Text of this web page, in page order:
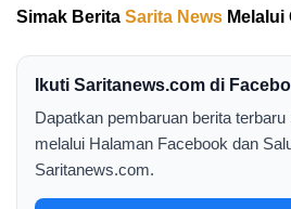
Simak Berita Sarita News
Ikuti Saritanews.com di
Dapatkan pembaruan berita
melalui Halaman Facebook dan
Saritanews.com.